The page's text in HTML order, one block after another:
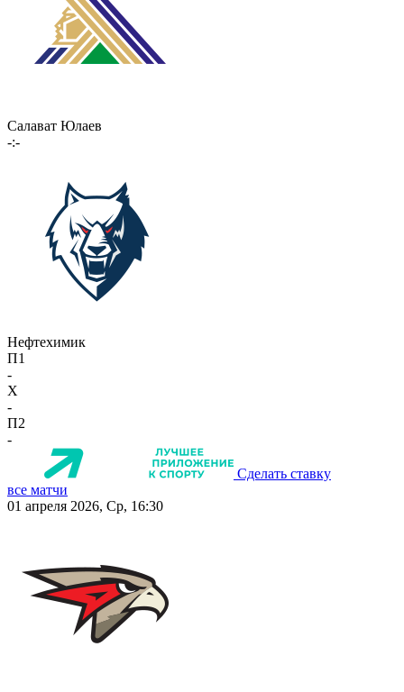
Салават Юлаев
-:-
Нефтехимик
П1
-
X
-
П2
-
Сделать ставку
все матчи
01 апреля 2026, Ср, 16:30